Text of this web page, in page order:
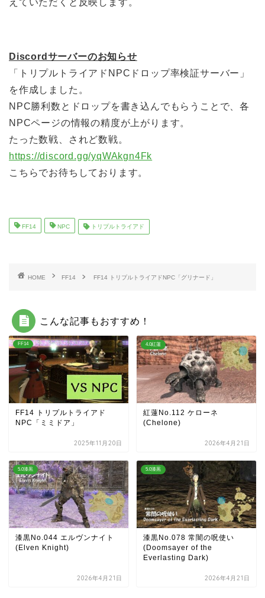
えていただくと反映します。
Discordサーバーのお知らせ
「トリプルトライアドNPCドロップ率検証サーバー」
を作成しました。
NPC勝利数とドロップを書き込んでもらうことで、各
NPCページの情報の精度が上がります。
たった数戦、されど数戦。
https://discord.gg/yqWAkgn4Fk
こちらでお待ちしております。
FF14 NPC トリプルトライアド
HOME FF14 FF14 トリプルトライアドNPC「グリナード」
こんな記事もおすすめ！
FF14
FF14 トリプルトライアド
NPC「ミミドア」
2025年11月20日
4.0紅蓮
紅蓮No.112 ケローネ
(Chelone)
2026年4月21日
5.0漆黒
漆黒No.044 エルヴンナイト
(Elven Knight)
2026年4月21日
5.0漆黒
漆黒No.078 常闇の呪使い
(Doomsayer of the
Everlasting Dark)
2026年4月21日